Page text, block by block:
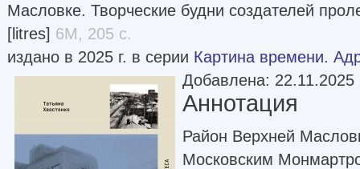
Масловке. Творческие будни создателей
[litres] 6M, 205 с.
издано в 2025 г. в серии Картина времени.
Добавлена: 22.11.2025
Аннотация
Район Верхней
Московским